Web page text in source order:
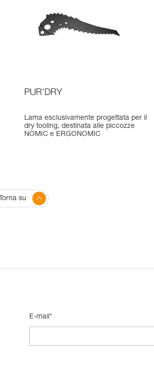
PUR'DRY
Lama esclusivamente progettata per il
dry tooling, destinata alle piccozze
NOMIC e ERGONOMIC
Torna su
E-mail*